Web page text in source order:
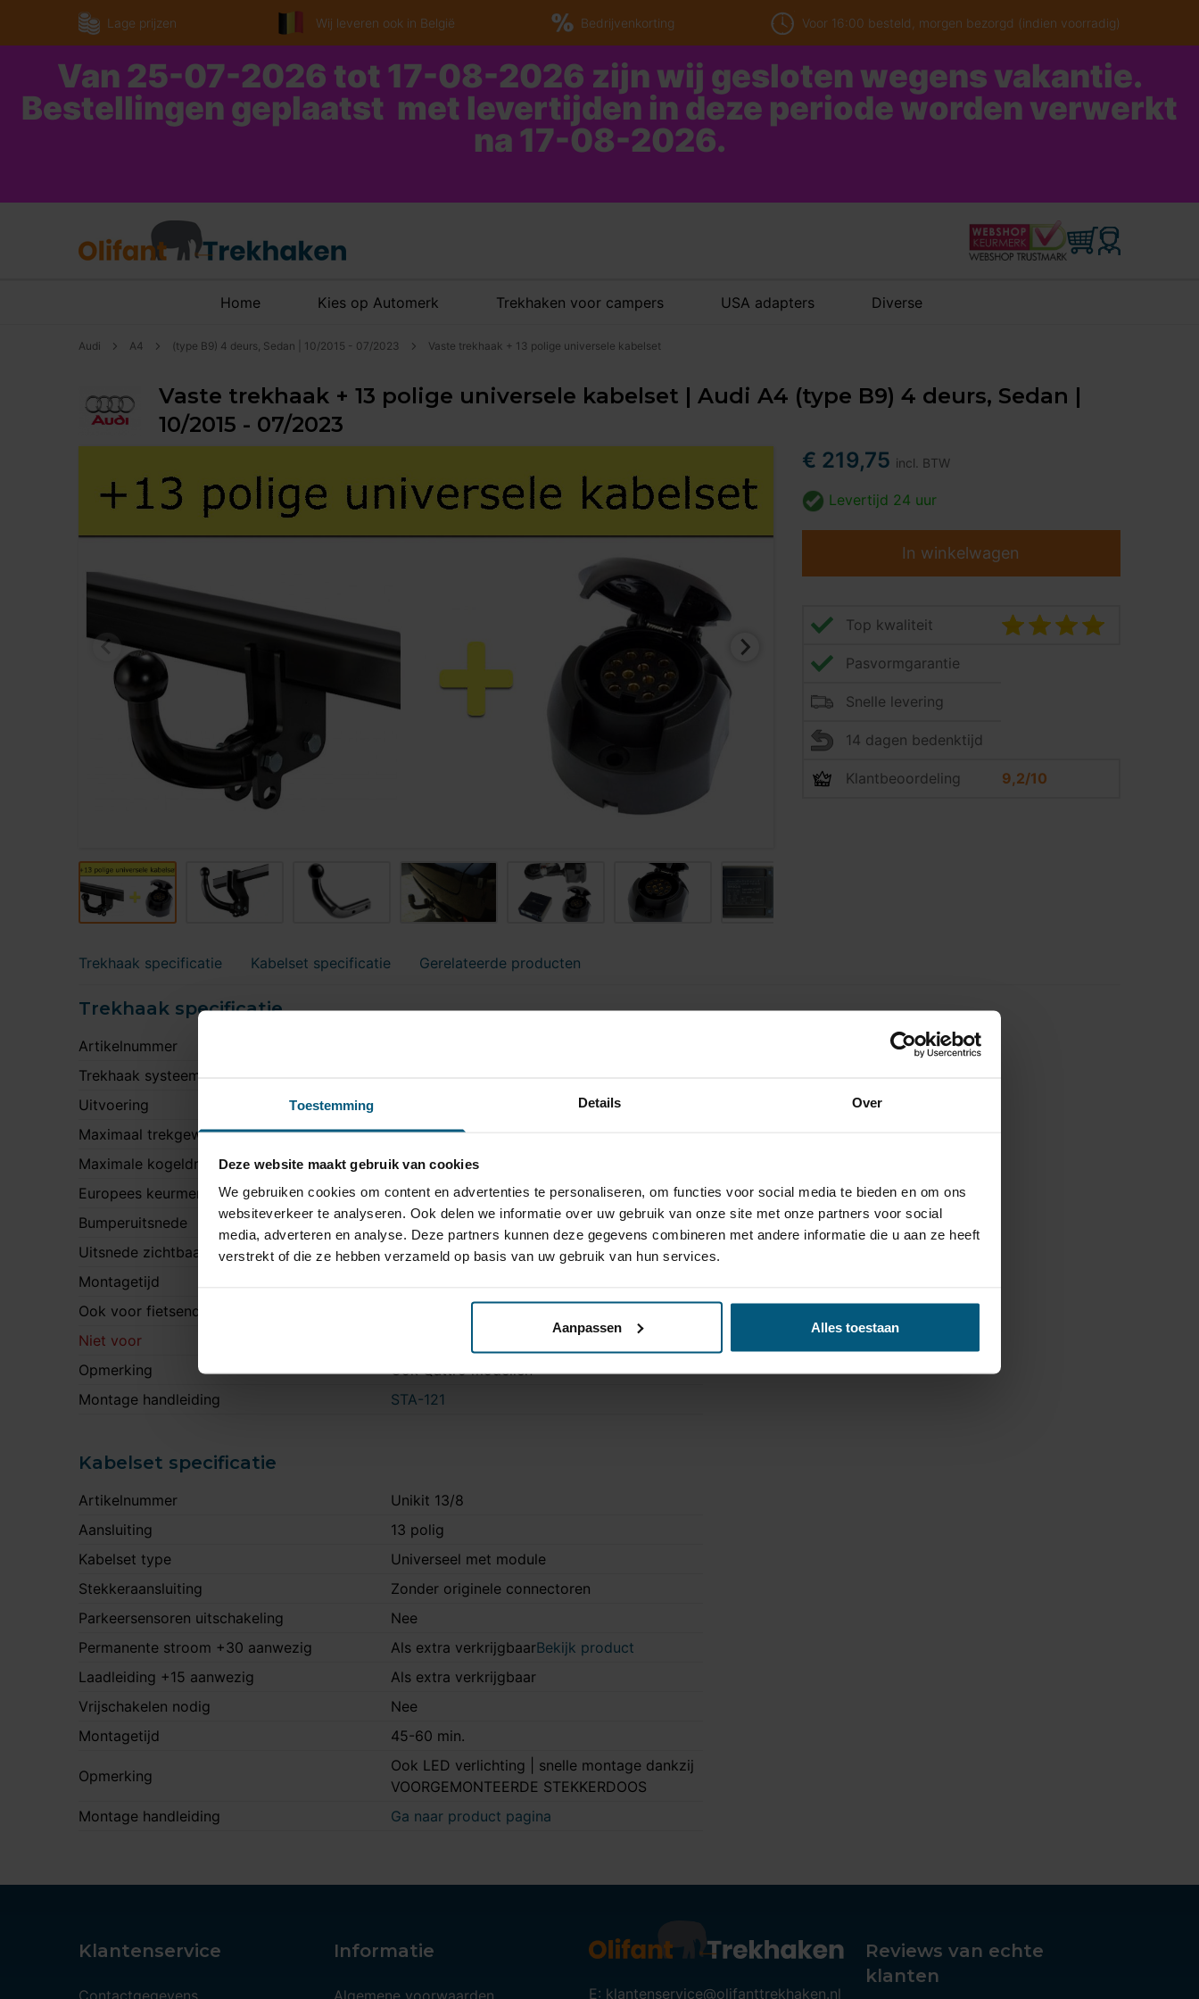
Toestemming Details Over
Deze website maakt gebruik van cookies
We gebruiken cookies om content en advertenties te personaliseren, om functies voor social media te bieden en om ons
websiteverkeer te analyseren. Ook delen we informatie over uw gebruik van onze site met onze partners voor social
media, adverteren en analyse. Deze partners kunnen deze gegevens combineren met andere informatie die u aan ze heeft
verstrekt of die ze hebben verzameld op basis van uw gebruik van hun services.
Aanpassen Alles toestaan
Lage prijzen Wij leveren ook in België Bedrijvenkorting Voor 16:00 besteld, morgen bezorgd (indien voorradig)
Van 25-07-2026 tot 17-08-2026 zijn wij gesloten wegens vakantie.
Bestellingen geplaatst met levertijden in deze periode worden verwerkt
na 17-08-2026.
Home Kies op Automerk Trekhaken voor campers USA adapters Diverse
Audi A4 (type B9) 4 deurs, Sedan | 10/2015 - 07/2023 Vaste trekhaak + 13 polige universele kabelset
Vaste trekhaak + 13 polige universele kabelset | Audi A4 (type B9) 4 deurs, Sedan |
10/2015 - 07/2023
€ 219,75 incl. BTW
Levertijd 24 uur
In winkelwagen
Top kwaliteit
Pasvormgarantie
Snelle levering
14 dagen bedenktijd
Klantbeoordeling 9,2/10
Trekhaak specificatie Kabelset specificatie Gerelateerde producten
Trekhaak specificatie
Artikelnummer
Trekhaak systeem
Uitvoering
Kogel is bevestigd met twee bouten.
Maximaal trekgewicht
2100 kg
Maximale kogeldruk
90 kg
Europees keurmerk
Ja
Bumperuitsnede
Ja
Uitsnede zichtbaar
Nee
Montagetijd
Ook voor fietsendrager
Niet voor
Opmerking
Ook Qattro modellen
Montage handleiding
STA-121
Kabelset specificatie
Artikelnummer
Unikit 13/8
Aansluiting
13 polig
Kabelset type
Universeel met module
Stekkeraansluiting
Zonder originele connectoren
Parkeersensoren uitschakeling
Nee
Permanente stroom +30 aanwezig
Als extra verkrijgbaarBekijk product
Laadleiding +15 aanwezig
Als extra verkrijgbaar
Vrijschakelen nodig
Nee
Montagetijd
45-60 min.
Opmerking
Ook LED verlichting | snelle montage dankzij
VOORGEMONTEERDE STEKKERDOOS
Montage handleiding
Ga naar product pagina
Klantenservice
Contactgegevens
Informatie
Algemene voorwaarden E: klantenservice@olifanttrekhaken.nl
Reviews van echte
klanten